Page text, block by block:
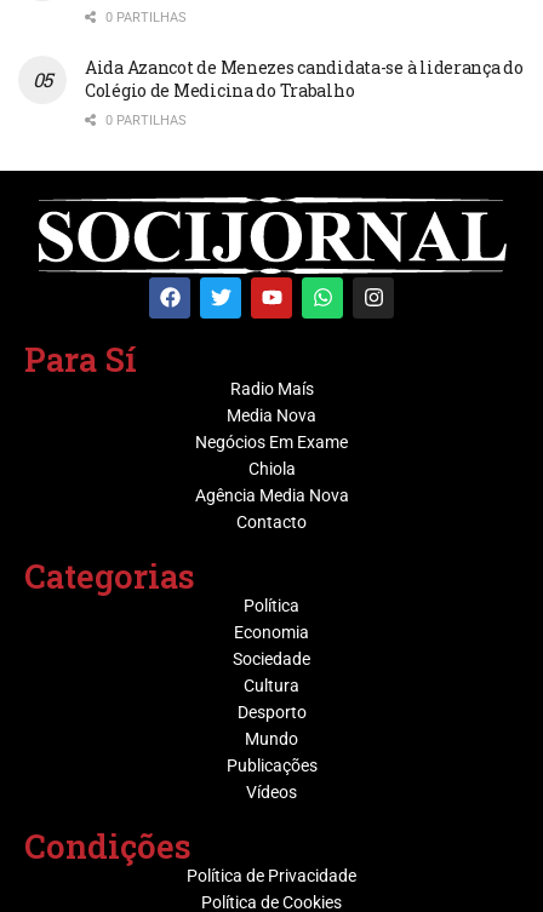
0 PARTILHAS
Aida Azancot de Menezes candidata-se à liderança do
Colégio de Medicina do Trabalho
0 PARTILHAS
Para Sí
Radio Maís
Media Nova
Negócios Em Exame
Chiola
Agência Media Nova
Contacto
Categorias
Política
Economia
Sociedade
Cultura
Desporto
Mundo
Publicações
Vídeos
Condições
Política de Privacidade
Política de Cookies